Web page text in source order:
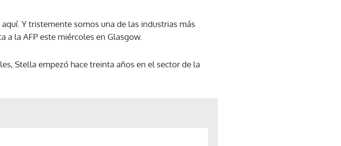
Y tristemente somos una de las industrias más
la AFP este miércoles en Glasgow.
Stella empezó hace treinta años en el sector de la